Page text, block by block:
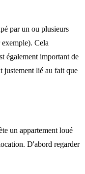
par un ou plusieurs
Cela
également important de
justement lié au fait que
un appartement loué
D'abord regarder